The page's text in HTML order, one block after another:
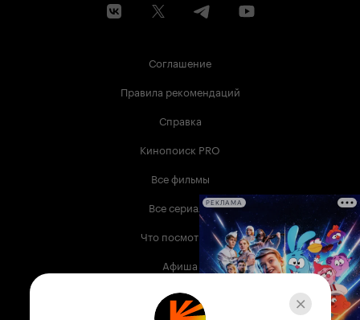
Соглашение
Правила рекомендаций
Справка
Кинопоиск PRO
Все фильмы
Все сериалы
Что посмотреть
Афиша
Музыка
РЕКЛАМА